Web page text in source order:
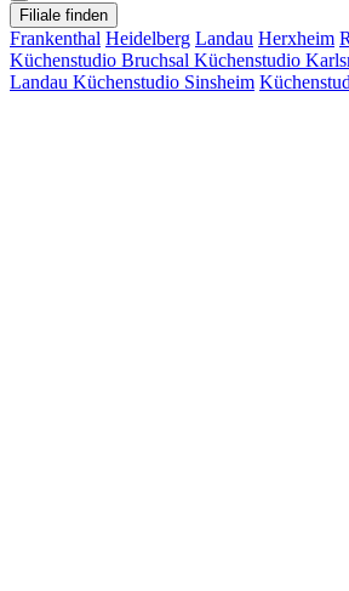
Filiale finden
Frankenthal Heidelberg Landau Herxheim
Küchenstudio Bruchsal Küchenstudio
Landau Küchenstudio Sinsheim